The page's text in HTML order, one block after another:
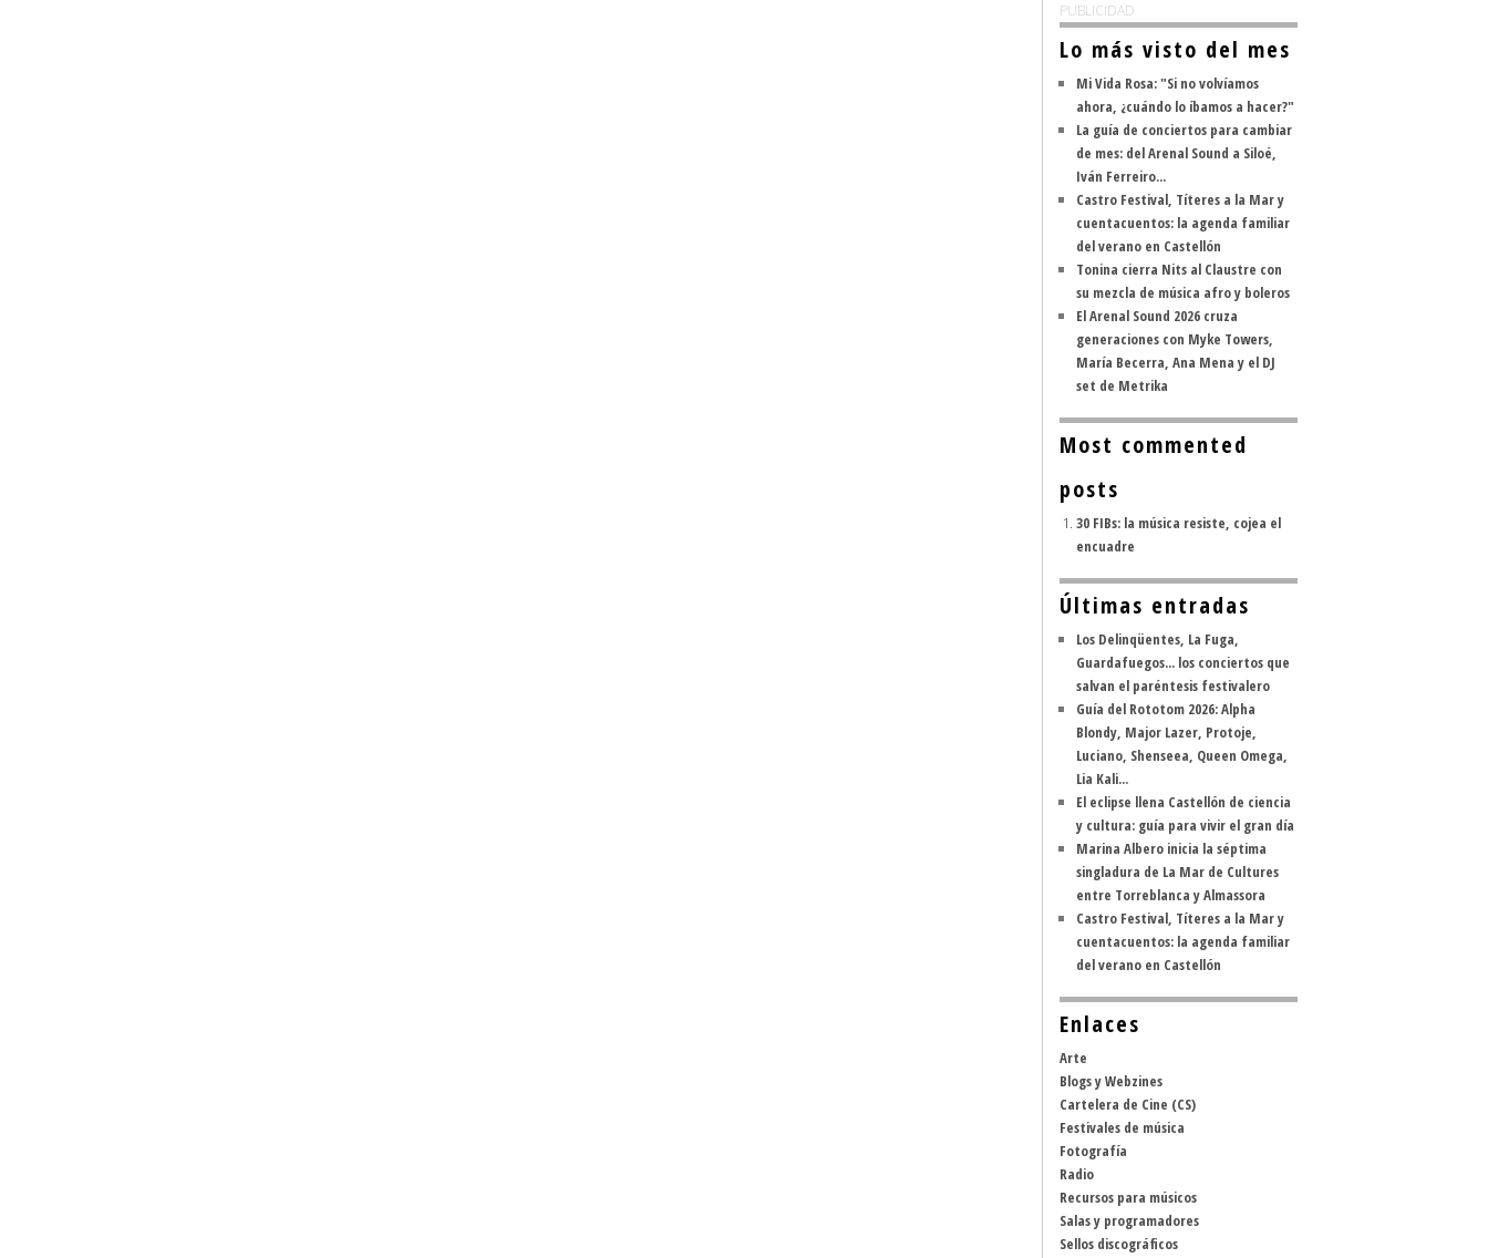
PUBLICIDAD
Lo más visto del mes
Mi Vida Rosa: "Si no volvíamos
ahora, ¿cuándo lo íbamos a hacer?"
La guía de conciertos para cambiar
de mes: del Arenal Sound a Siloé,
Iván Ferreiro...
Castro Festival, Títeres a la Mar y
cuentacuentos: la agenda familiar
del verano en Castellón
Tonina cierra Nits al Claustre con
su mezcla de música afro y boleros
El Arenal Sound 2026 cruza
generaciones con Myke Towers,
María Becerra, Ana Mena y el DJ
set de Metrika
Most commented
posts
30 FIBs: la música resiste, cojea el
encuadre
Últimas entradas
Los Delinqüentes, La Fuga,
Guardafuegos... los conciertos que
salvan el paréntesis festivalero
Guía del Rototom 2026: Alpha
Blondy, Major Lazer, Protoje,
Luciano, Shenseea, Queen Omega,
Lia Kali...
El eclipse llena Castellón de ciencia
y cultura: guía para vivir el gran día
Marina Albero inicia la séptima
singladura de La Mar de Cultures
entre Torreblanca y Almassora
Castro Festival, Títeres a la Mar y
cuentacuentos: la agenda familiar
del verano en Castellón
Enlaces
Arte
Blogs y Webzines
Cartelera de Cine (CS)
Festivales de música
Fotografía
Radio
Recursos para músicos
Salas y programadores
Sellos discográficos